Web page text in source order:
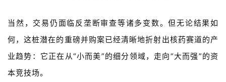
们
当然，交易仍面临反垄断审查等诸多变数。但无论结果如
何，这桩潜在的重磅并购案已经清晰地折射出核药赛道的产
业趋势：它正在从“小而美”的细分领域，走向“大而强”的资
本竞技场。